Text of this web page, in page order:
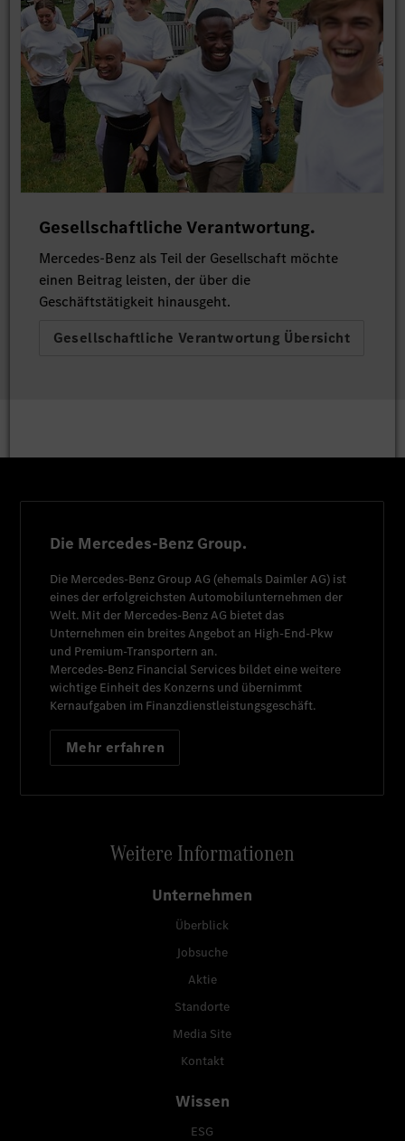
Gesellschaftliche Verantwortung.
Mercedes-Benz als Teil der Gesellschaft möchte
einen Beitrag leisten, der über die
Geschäftstätigkeit hinausgeht.
Gesellschaftliche Verantwortung Übersicht
Die Mercedes-Benz Group.
Die Mercedes-Benz Group AG (ehemals Daimler AG) ist
eines der erfolgreichsten Automobilunternehmen der
Welt. Mit der Mercedes-Benz AG bietet das
Unternehmen ein breites Angebot an High-End-Pkw
und Premium-Transportern an.
Mercedes-Benz Financial Services bildet eine weitere
wichtige Einheit des Konzerns und übernimmt
Kernaufgaben im Finanzdienstleistungsgeschäft.
Mehr erfahren
Weitere Informationen
Unternehmen
Überblick
Jobsuche
Aktie
Standorte
Media Site
Kontakt
Wissen
ESG